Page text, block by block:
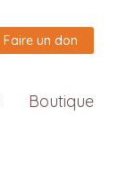
Faire un don
Boutique